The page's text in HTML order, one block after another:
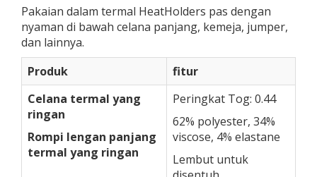
Pakaian dalam termal HeatHolders pas dengan
nyaman di bawah celana panjang, kemeja, jumper,
dan lainnya.
Produk
fitur
Celana termal yang
ringan
Rompi lengan panjang
termal yang ringan
Peringkat Tog: 0.44
62% polyester, 34%
viscose, 4% elastane
Lembut untuk